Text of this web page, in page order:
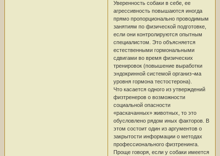
Уверенность собаки в себе, ее
агрессивность повышаются иногда
прямо пропорционально проводимым
занятиям по физической подготовке,
если они контролируются опытным
специалистом. Это объясняется
естественными гормональными
сдвигами во время физических
тренировок (повышение выработки
эндокринной системой организ¬ма
уровня гормона тестостерона).
Что касается одного из утверждений
физтренеров о возможности
социальной опасности
«раскачанных» животных, то это
обусловлено рядом иных факторов. В
этом состоит один из аргументов о
закрытости информации о методах
профессионального физтренинга.
Проще говоря, если у собаки имеется